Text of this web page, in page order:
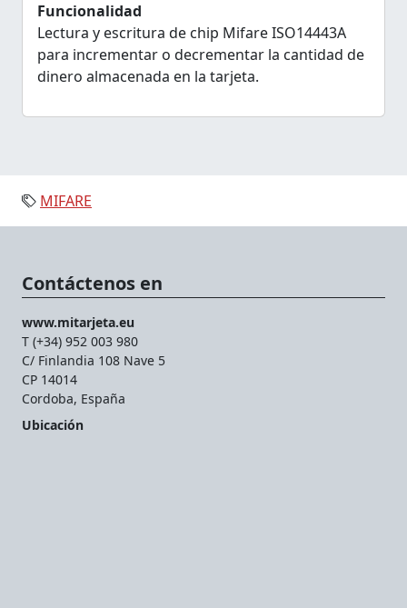
Funcionalidad
Lectura y escritura de chip Mifare ISO14443A
para incrementar o decrementar la cantidad de
dinero almacenada en la tarjeta.
MIFARE
Contáctenos en
www.mitarjeta.eu
T (+34) 952 003 980
C/ Finlandia 108 Nave 5
CP 14014
Cordoba, España
Ubicación